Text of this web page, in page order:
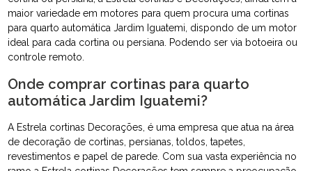
maior variedade em motores para quem procura uma cortinas
para quarto automática Jardim Iguatemi, dispondo de um motor
ideal para cada cortina ou persiana. Podendo ser via botoeira ou
controle remoto.
Onde comprar cortinas para quarto
automática Jardim Iguatemi?
A Estrela cortinas Decorações, é uma empresa que atua na área
de decoração de cortinas, persianas, toldos, tapetes,
revestimentos e papel de parede. Com sua vasta experiência no